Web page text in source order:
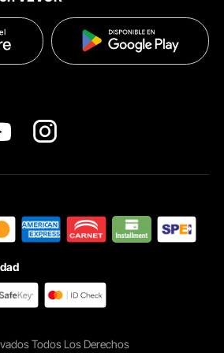
Todos Los Derechos